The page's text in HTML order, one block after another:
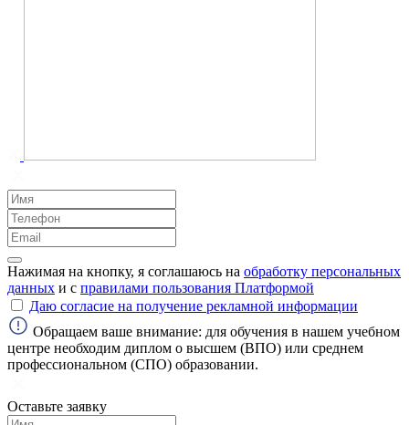
Нажимая на кнопку, я соглашаюсь на обработку персональных
данных и с правилами пользования Платформой
Даю согласие на получение рекламной информации
Обращаем ваше внимание: для обучения в нашем учебном
центре необходим диплом о высшем (ВПО) или среднем
профессиональном (СПО) образовании.
Оставьте заявку